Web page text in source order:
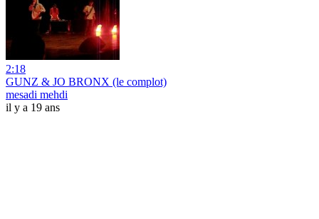
2:18
GUNZ & JO BRONX (le complot)
mesadi mehdi
il y a 19 ans